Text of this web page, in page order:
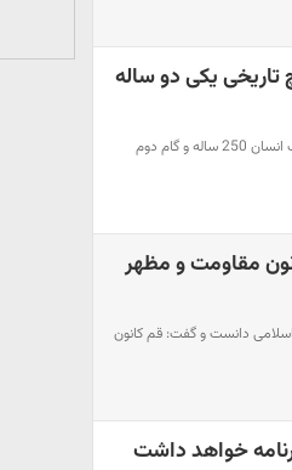
تاریخی یکی دو ساله
فرمانده کل ارتش جمهوری اسلامی ایران گفت: اگر همه جامعه پای تفکر کتاب انسان 250 ساله و گام دوم
مقاومت و مظهر
اسلامی دانست و گفت: قم کانون
خواهد داشت